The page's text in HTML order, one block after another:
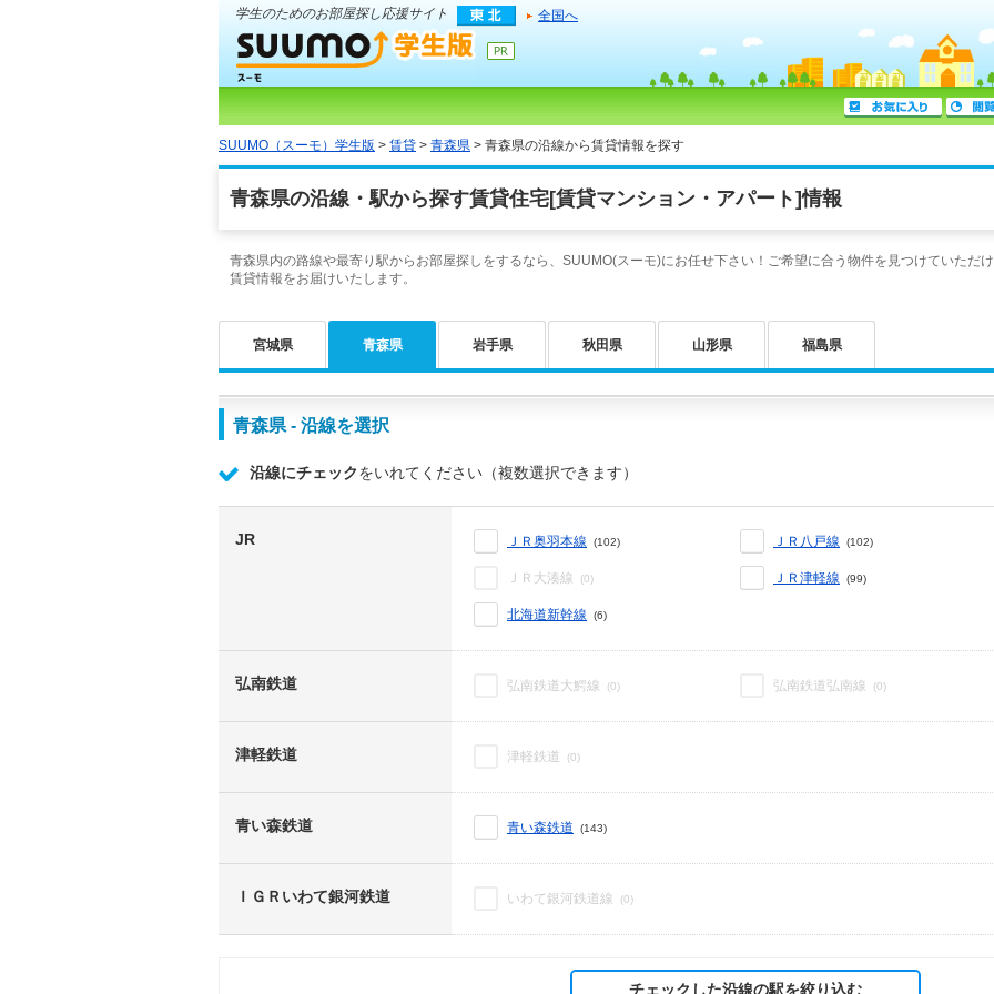
学生のためのお部屋探し応援サイト 全国へ
SUUMO（スーモ）学生版 > 賃貸 > 青森県 > 青森県の沿線から賃貸情報を探す
青森県の沿線・駅から探す賃貸住宅[賃貸マンション・アパート]情報
青森県内の路線や最寄り駅からお部屋探しをするなら、SUUMO(スーモ)にお任せ下さい！ご希望に合う物件を見つけていただ
賃貸情報をお届けいたします。
宮城県 青森県 岩手県 秋田県 山形県 福島県
青森県 - 沿線を選択
沿線にチェックをいれてください（複数選択できます）
JR ＪＲ奥羽本線 (102) ＪＲ八戸線 (102)
ＪＲ大湊線 (0) ＪＲ津軽線 (99)
北海道新幹線 (6)
弘南鉄道 弘南鉄道大鰐線 (0) 弘南鉄道弘南線 (0)
津軽鉄道 津軽鉄道 (0)
青い森鉄道 青い森鉄道 (143)
ＩＧＲいわて銀河鉄道 いわて銀河鉄道線 (0)
チェックした沿線の駅を絞り込む